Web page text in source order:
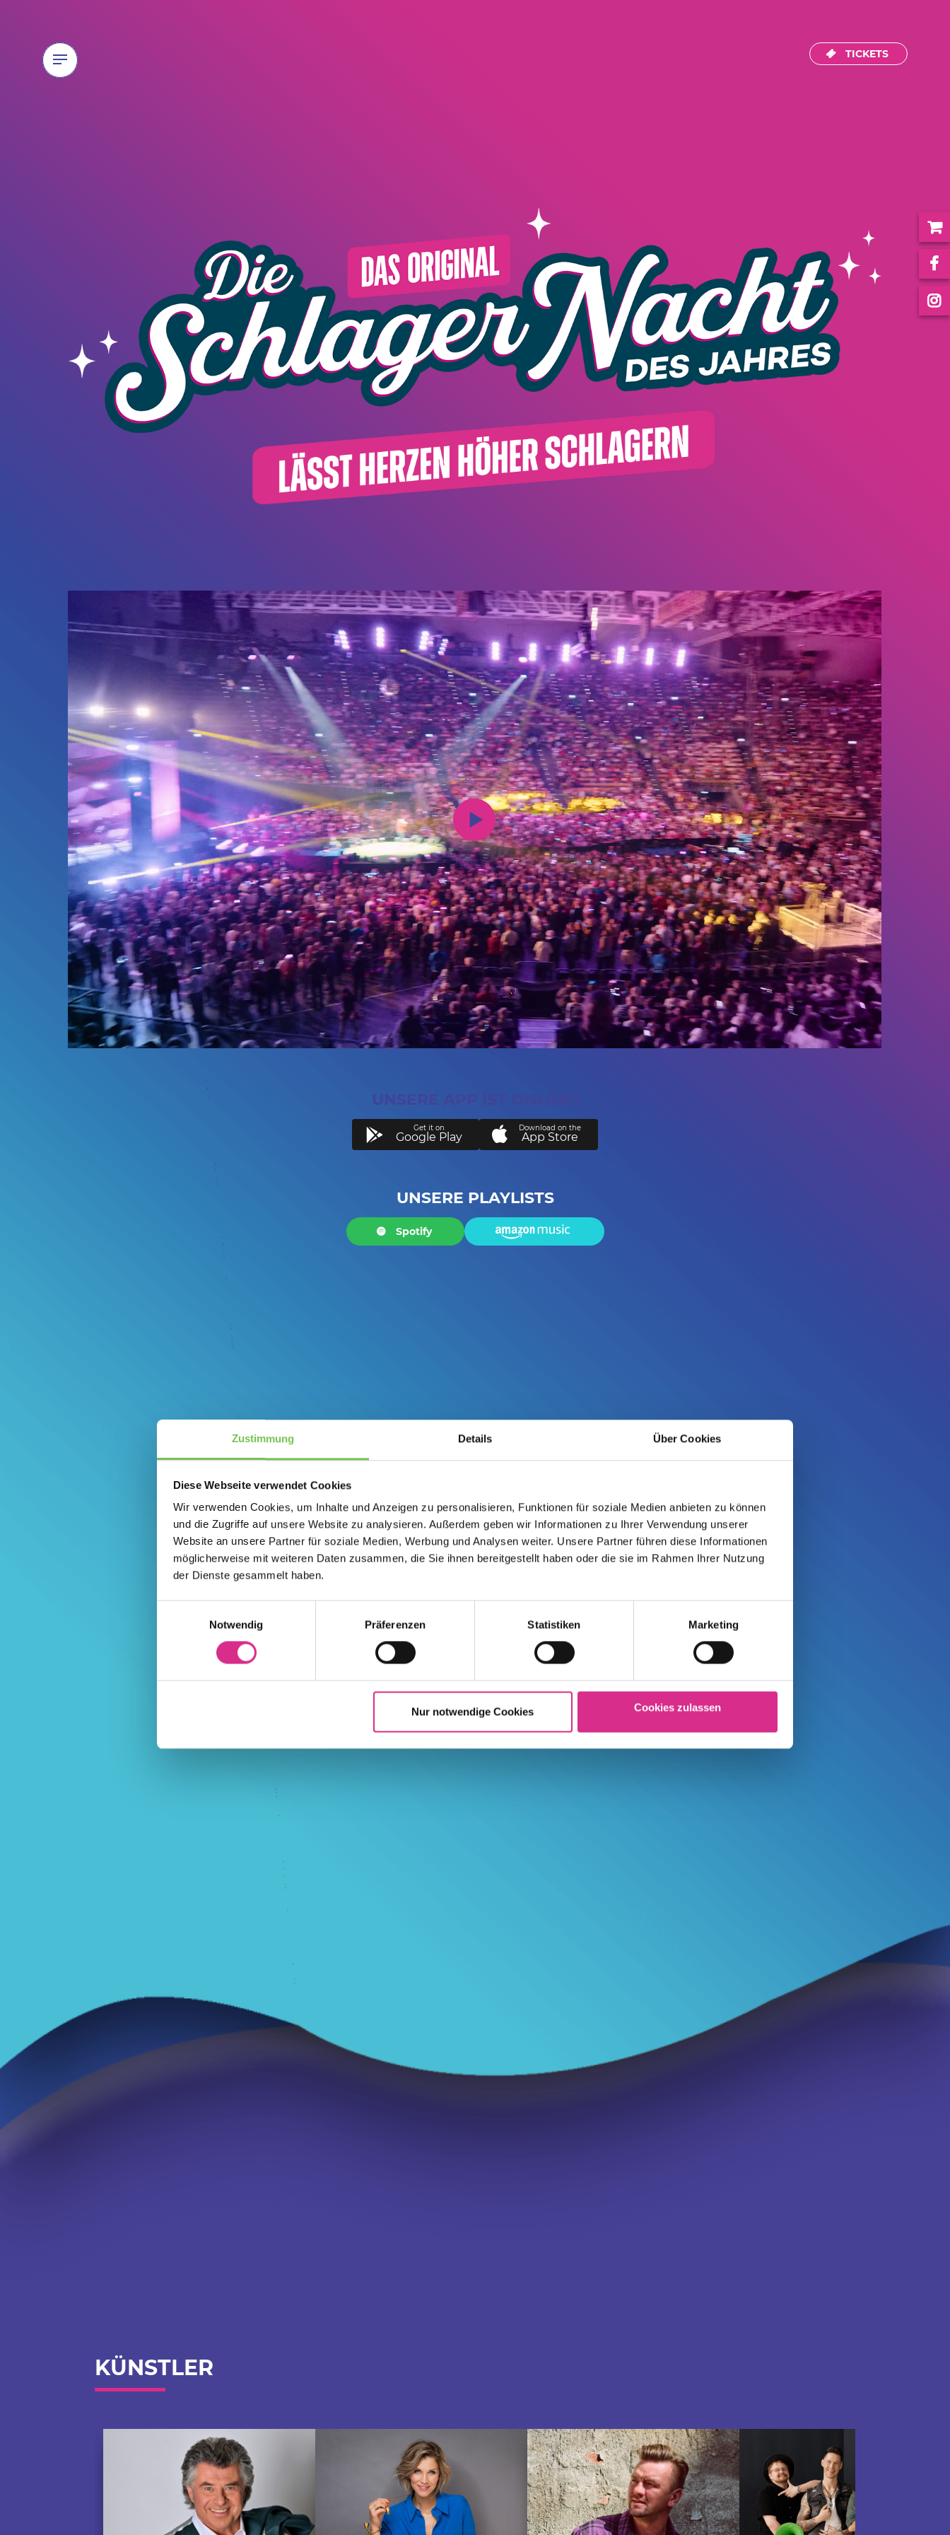
Zustimmung Details Über Cookies
Diese Webseite verwendet Cookies
Wir verwenden Cookies, um Inhalte und Anzeigen zu personalisieren, Funktionen für soziale Medien anbieten zu können
und die Zugriffe auf unsere Website zu analysieren. Außerdem geben wir Informationen zu Ihrer Verwendung unserer
Website an unsere Partner für soziale Medien, Werbung und Analysen weiter. Unsere Partner führen diese Informationen
möglicherweise mit weiteren Daten zusammen, die Sie ihnen bereitgestellt haben oder die sie im Rahmen Ihrer Nutzung
der Dienste gesammelt haben.
Notwendig
Präferenzen Statistiken Marketing
Nur notwendige Cookies Cookies zulassen
TICKETS
​UNSERE APP IST ONLINE!
Get it on
Google Play
Download on the
App Store
UNSERE PLAYLISTS
Spotify
KÜNSTLER